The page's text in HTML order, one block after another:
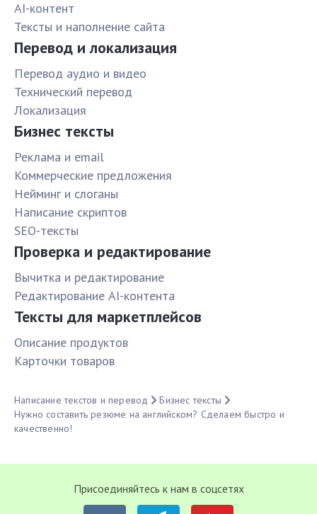
AI-контент
Тексты и наполнение сайта
Перевод и локализация
Перевод аудио и видео
Технический перевод
Локализация
Бизнес тексты
Реклама и email
Коммерческие предложения
Нейминг и слоганы
Написание скриптов
SEO-тексты
Проверка и редактирование
Вычитка и редактирование
Редактирование AI-контента
Тексты для маркетплейсов
Описание продуктов
Карточки товаров
Написание текстов и перевод
Бизнес тексты
Нужно составить резюме на английском? Сделаем быстро и
качественно!
Присоединяйтесь к нам в соцсетях